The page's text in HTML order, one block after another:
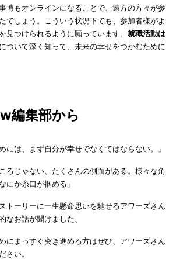
博もオンラインになることで、遠方の方々が参
でしょう。こういう状況下でも、参加者様がよ
見つけられるように願っています。 就職活動は
ついて深く知って、未来の幸せをつかむために
編集部から
には、まず自分が幸せでなくてはならない。」
ろじゃない、たくさんの側面がある。様々な角
にか糸口が掴める」
トーリーに一生懸命思いを馳せるアワーズさん
なお話が聞けました、
にまっすぐ突き進める方はぜひ、アワーズさん
さい。